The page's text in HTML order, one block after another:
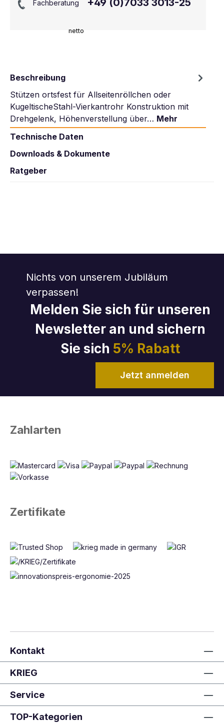
netto
Fachberatung +49 (0)7033 3013-25
Beschreibung
Stützen ortsfest für Allseitenröllchen oder
KugeltischeStahl-Vierkantrohr Konstruktion mit
Drehgelenk, Höhenverstellung über… Mehr
Technische Daten
Downloads & Dokumente
Ratgeber
Nichts von unserem Jubiläum
verpassen!
Melden Sie sich für unseren
Newsletter an und sichern
Sie sich 5% Rabatt
Jetzt anmelden
Zahlarten
Zertifikate
Kontakt
KRIEG
Service
TOP-Kategorien